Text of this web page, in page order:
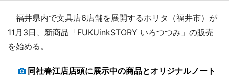
福井県内で文具店6店舗を展開するホリタ（福井市）が
11月3日、新商品「FUKUinkSTORY いろつつみ」の販売
を始める。
同社春江店店頭に展示中の商品とオリジナルノート